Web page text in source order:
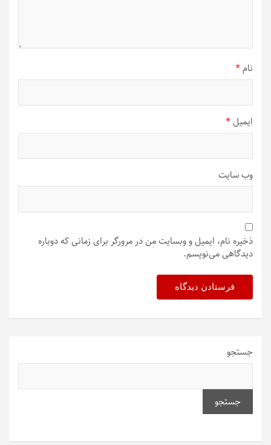
نام*
ایمیل*
وب‌ سایت
ذخیره نام، ایمیل و وبسایت من در مرورگر برای زمانی که دوباره
دیدگاهی می‌نویسم.
جستجو
جستجو